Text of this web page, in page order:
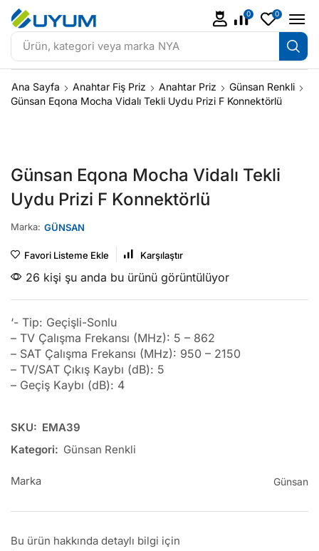
Ürün, kategori veya marka NYA
0 0
Ana Sayfa Anahtar Fiş Priz Anahtar Priz
Günsan Renkli
Günsan Eqona Mocha Vidalı Tekli Uydu Prizi F Konnektörlü
Günsan Eqona Mocha Vidalı Tekli
Uydu Prizi F Konnektörlü
Marka: GÜNSAN
Favori Listeme Ekle Karşılaştır
26 kişi şu anda bu ürünü görüntülüyor
‘- Tip: Geçişli-Sonlu
– TV Çalışma Frekansı (MHz): 5 – 862
– SAT Çalışma Frekansı (MHz): 950 – 2150
– TV/SAT Çıkış Kaybı (dB): 5
– Geçiş Kaybı (dB): 4
SKU: EMA39
Kategori: Günsan Renkli
Marka Günsan
Bu ürün hakkında detaylı bilgi için